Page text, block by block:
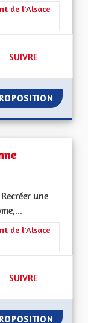
l'Education et
de l'Alsace
53 ABONNÉS
SUIVRE
une
l'Education et
de l'Alsace
54 ABONNÉS
SUIVRE